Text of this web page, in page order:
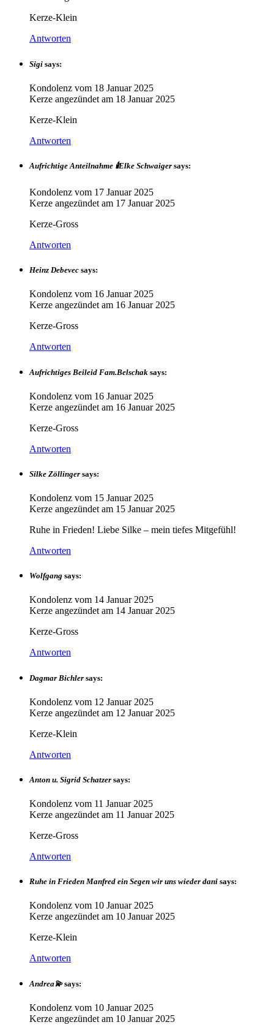
Kerze-Klein
Antworten
Sigi says:
Kondolenz vom 18 Januar 2025
Kerze angezündet am 18 Januar 2025
Kerze-Klein
Antworten
Aufrichtige Anteilnahme 🕯️Elke Schwaiger says:
Kondolenz vom 17 Januar 2025
Kerze angezündet am 17 Januar 2025
Kerze-Gross
Antworten
Heinz Debevec says:
Kondolenz vom 16 Januar 2025
Kerze angezündet am 16 Januar 2025
Kerze-Gross
Antworten
Aufrichtiges Beileid Fam.Belschak says:
Kondolenz vom 16 Januar 2025
Kerze angezündet am 16 Januar 2025
Kerze-Gross
Antworten
Silke Zöllinger says:
Kondolenz vom 15 Januar 2025
Kerze angezündet am 15 Januar 2025
Ruhe in Frieden! Liebe Silke – mein tiefes Mitgefühl!
Antworten
Wolfgang says:
Kondolenz vom 14 Januar 2025
Kerze angezündet am 14 Januar 2025
Kerze-Gross
Antworten
Dagmar Bichler says:
Kondolenz vom 12 Januar 2025
Kerze angezündet am 12 Januar 2025
Kerze-Klein
Antworten
Anton u. Sigrid Schatzer says:
Kondolenz vom 11 Januar 2025
Kerze angezündet am 11 Januar 2025
Kerze-Gross
Antworten
Ruhe in Frieden Manfred ein Segen wir uns wieder dani says:
Kondolenz vom 10 Januar 2025
Kerze angezündet am 10 Januar 2025
Kerze-Klein
Antworten
Andrea💫 says:
Kondolenz vom 10 Januar 2025
Kerze angezündet am 10 Januar 2025